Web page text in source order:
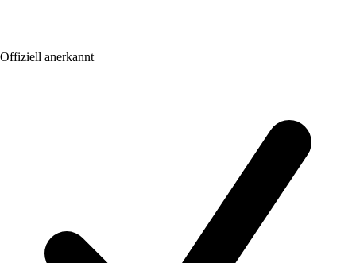
Offiziell anerkannt